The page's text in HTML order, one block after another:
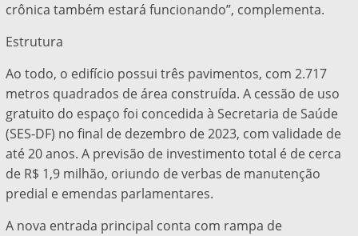
crônica também estará funcionando”, complementa.
Estrutura
Ao todo, o edifício possui três pavimentos, com 2.717
metros quadrados de área construída. A cessão de uso
gratuito do espaço foi concedida à Secretaria de Saúde
(SES-DF) no final de dezembro de 2023, com validade de
até 20 anos. A previsão de investimento total é de cerca
de R$ 1,9 milhão, oriundo de verbas de manutenção
predial e emendas parlamentares.
A nova entrada principal conta com rampa de